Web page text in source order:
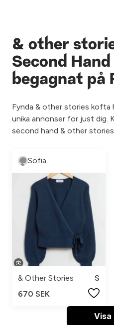
& other
Second
begagnat på
Fynda & other stories kofta
unika annonser för just dig.
second hand & other
Sofia
& Other Stories
S
670 SEK
Visa